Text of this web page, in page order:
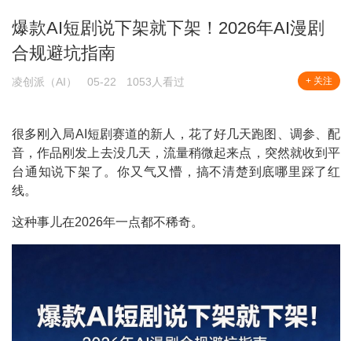
爆款AI短剧说下架就下架！2026年AI漫剧
合规避坑指南
凌创派（AI） 05-22 1053人看过 + 关注
很多刚入局AI短剧赛道的新人，花了好几天跑图、调参、配
音，作品刚发上去没几天，流量稍微起来点，突然就收到平
台通知说下架了。你又气又懵，搞不清楚到底哪里踩了红
线。
这种事儿在2026年一点都不稀奇。